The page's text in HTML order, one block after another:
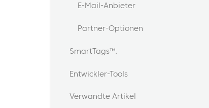
E-Mail-Anbieter
Partner-Optionen
SmartTags™.
Entwickler-Tools
Verwandte Artikel